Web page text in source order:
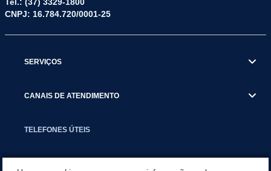
Tel.: (37) 3329-1800
CNPJ: 16.784.720/0001-25
SERVIÇOS
CANAIS DE ATENDIMENTO
TELEFONES ÚTEIS